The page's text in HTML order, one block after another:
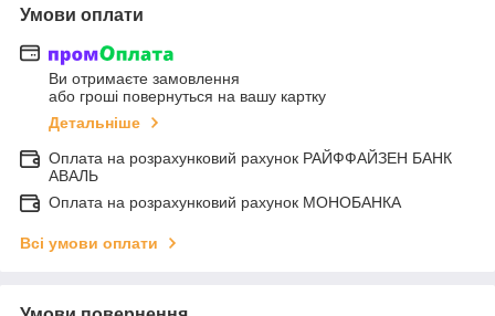
Умови оплати
Ви отримаєте замовлення
або гроші повернуться на вашу картку
Детальніше
Оплата на розрахунковий рахунок РАЙФФАЙЗЕН БАНК
АВАЛЬ
Оплата на розрахунковий рахунок МОНОБАНКА
Всі умови оплати